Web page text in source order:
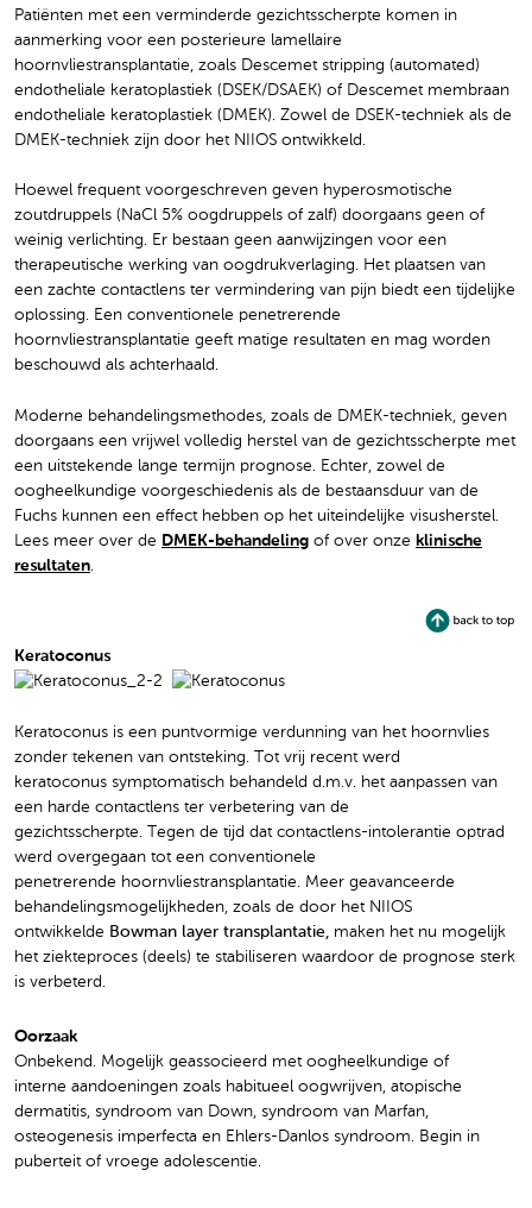
Patiënten met een verminderde gezichtsscherpte komen in
aanmerking voor een posterieure lamellaire
hoornvliestransplantatie, zoals Descemet stripping (automated)
endotheliale keratoplastiek (DSEK/DSAEK) of Descemet membraan
endotheliale keratoplastiek (DMEK). Zowel de DSEK-techniek als de
DMEK-techniek zijn door het NIIOS ontwikkeld.
Hoewel frequent voorgeschreven geven hyperosmotische
zoutdruppels (NaCl 5% oogdruppels of zalf) doorgaans geen of
weinig verlichting. Er bestaan geen aanwijzingen voor een
therapeutische werking van oogdrukverlaging. Het plaatsen van
een zachte contactlens ter vermindering van pijn biedt een tijdelijke
oplossing. Een conventionele penetrerende
hoornvliestransplantatie geeft matige resultaten en mag worden
beschouwd als achterhaald.
Moderne behandelingsmethodes, zoals de DMEK-techniek, geven
doorgaans een vrijwel volledig herstel van de gezichtsscherpte met
een uitstekende lange termijn prognose. Echter, zowel de
oogheelkundige voorgeschiedenis als de bestaansduur van de
Fuchs kunnen een effect hebben op het uiteindelijke visusherstel.
Lees meer over de DMEK-behandeling of over onze klinische
resultaten.
Keratoconus
Keratoconus is een puntvormige verdunning van het hoornvlies
zonder tekenen van ontsteking. Tot vrij recent werd
keratoconus symptomatisch behandeld d.m.v. het aanpassen van
een harde contactlens ter verbetering van de
gezichtsscherpte. Tegen de tijd dat contactlens-intolerantie optrad
werd overgegaan tot een conventionele
penetrerende hoornvliestransplantatie. Meer geavanceerde
behandelingsmogelijkheden, zoals de door het NIIOS
ontwikkelde Bowman layer transplantatie,
maken het nu mogelijk
het ziekteproces (deels) te stabiliseren waardoor de prognose sterk
is verbeterd.
Oorzaak
Onbekend. Mogelijk geassocieerd met oogheelkundige of
interne aandoeningen zoals habitueel oogwrijven, atopische
dermatitis, syndroom van Down, syndroom van Marfan,
osteogenesis imperfecta en Ehlers-Danlos syndroom. Begin in
puberteit of vroege adolescentie.